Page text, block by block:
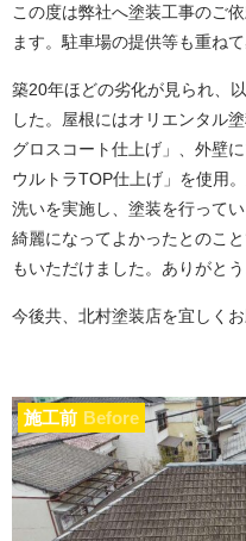
この度は弊社へ塗装工事のご
ます。駐車場の提供等も重ね
築20年ほどの劣化が見られ、
した。屋根にはオリエンタル
グロスコート仕上げ」、外壁
ウルトラTOP仕上げ」を使用
洗いを実施し、塗装を行って
綺麗になってよかったとのこ
もいただけました。ありがとう
今後共、北村塗装店を宜しくお
施工前 Before